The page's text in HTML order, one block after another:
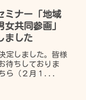
ミナー「地域
共同参画」
ました
定しました。皆様
待ちしておりま
ら（２月１...